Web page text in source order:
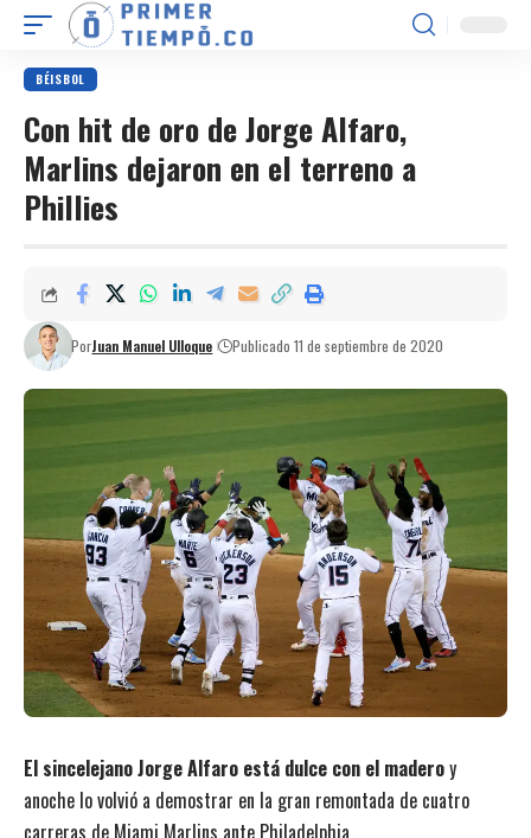
BÉISBOL
Con hit de oro de Jorge Alfaro,
Marlins dejaron en el terreno a
Phillies
PorJuan Manuel Ulloque Publicado 11 de septiembre de 2020
El sincelejano Jorge Alfaro está dulce con el maderoy
anoche lo volvió a demostrar en la gran remontada de cuatro